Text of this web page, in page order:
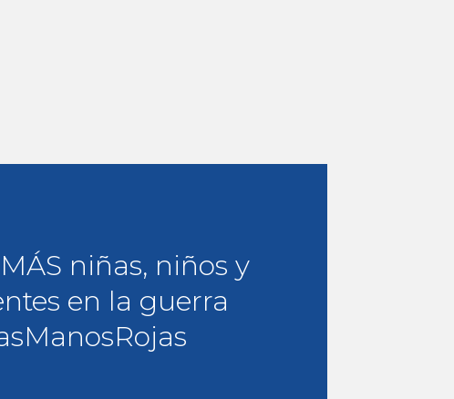
niñas, niños y
en la guerra